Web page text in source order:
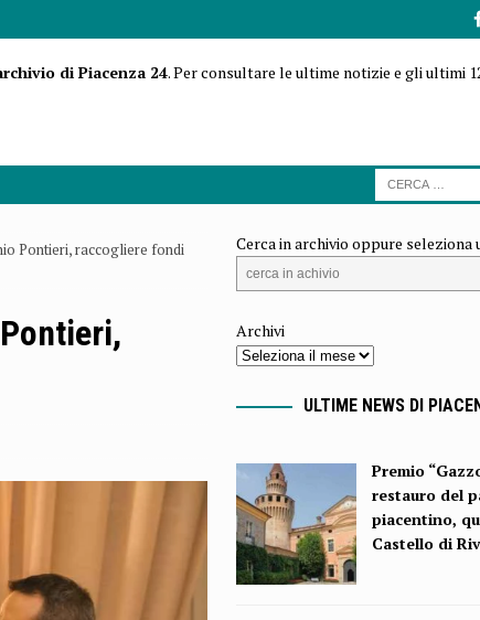
di Piacenza 24. Per consultare le ultime notizie e gli ultimi
Pontieri, raccogliere fondi
Cerca in archivio oppure seleziona
Archivi
ULTIME NEWS DI
Premio
restauro del
piacentino,
Castello di